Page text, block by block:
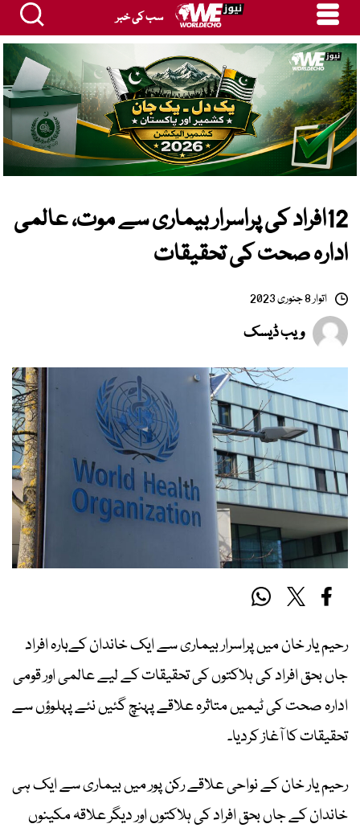
سب کی خبر
12افراد کی پراسرار بیماری سے موت، عالمی
ادارہ صحت کی تحقیقات
اتوار 8 جنوری 2023
ویب ڈیسک
رحیم یار خان میں پراسرار بیماری سے ایک خاندان کےبارہ افراد
جاں بحق افراد کی ہلاکتوں کی تحقیقات کے لیے عالمی اور قومی
ادارہ صحت کی ٹیمیں متاثرہ علاقے پہنچ گئیں نئے پہلوؤں سے
تحقیقات کا آغاز کردیا۔
رحیم یار خان کے نواحی علاقے رکن پور میں بیماری سے ایک ہی
خاندان کے جاں بحق افراد کی ہلاکتوں اور دیگر علاقہ مکینوں